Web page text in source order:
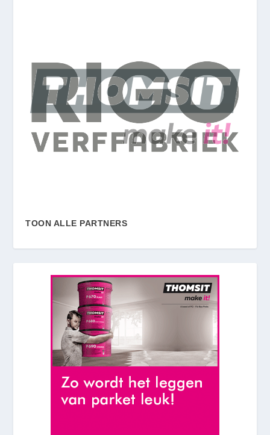
TOON ALLE PARTNERS